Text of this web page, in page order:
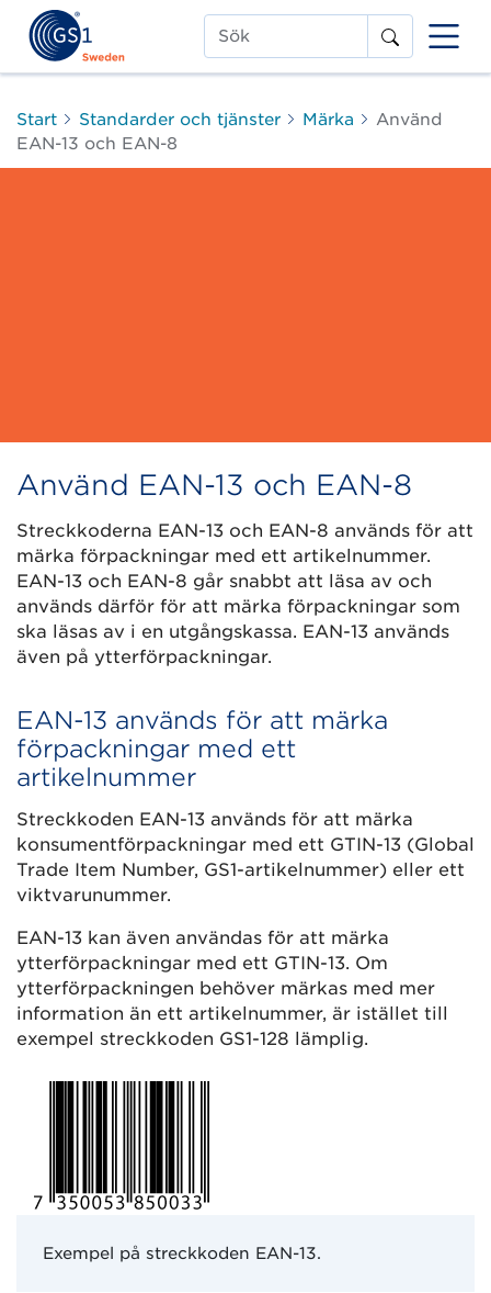
Sök
Start Standarder och tjänster Märka
Använd
EAN-13 och EAN-8
Använd EAN-13 och EAN-8
Streckkoderna EAN-13 och EAN-8 används för att
märka förpackningar med ett artikelnummer.
EAN-13 och EAN-8 går snabbt att läsa av och
används därför för att märka förpackningar som
ska läsas av i en utgångskassa. EAN-13 används
även på ytterförpackningar.
EAN-13 används för att märka
förpackningar med ett
artikelnummer
Streckkoden EAN-13 används för att märka
konsumentförpackningar med ett GTIN-13 (Global
Trade Item Number, GS1-artikelnummer) eller ett
viktvarunummer.
EAN-13 kan även användas för att märka
ytterförpackningar med ett GTIN-13. Om
ytterförpackningen behöver märkas med mer
information än ett artikelnummer, är istället till
exempel streckkoden GS1-128 lämplig.
Exempel på streckkoden EAN-13.